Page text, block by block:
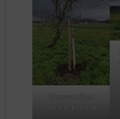
Baumscheiben
werden gereinigt